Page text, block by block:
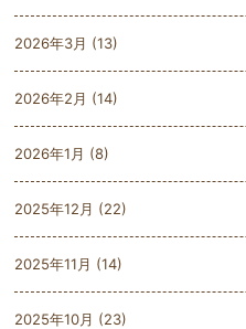
2026年3月 (13)
2026年2月 (14)
2026年1月 (8)
2025年12月 (22)
2025年11月 (14)
2025年10月 (23)